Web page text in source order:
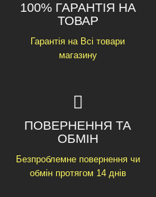
100% ГАРАНТІЯ НА
ТОВАР
Гарантія на Всі товари
магазину
ПОВЕРНЕННЯ ТА
ОБМІН
Безпроблемне повернення чи
обмін протягом 14 днів